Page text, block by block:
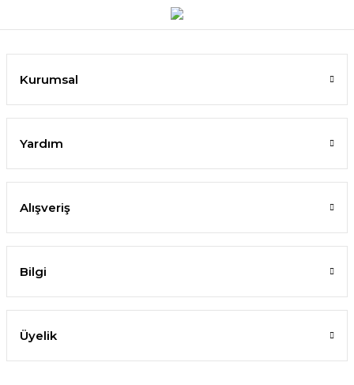
Kurumsal
Yardım
Alışveriş
Bilgi
Üyelik